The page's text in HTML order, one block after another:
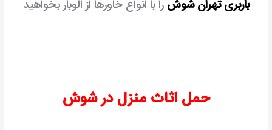
باربری تهران شوش را با انواع خاورها از الوبار بخواهید
حمل اثاث منزل در شوش